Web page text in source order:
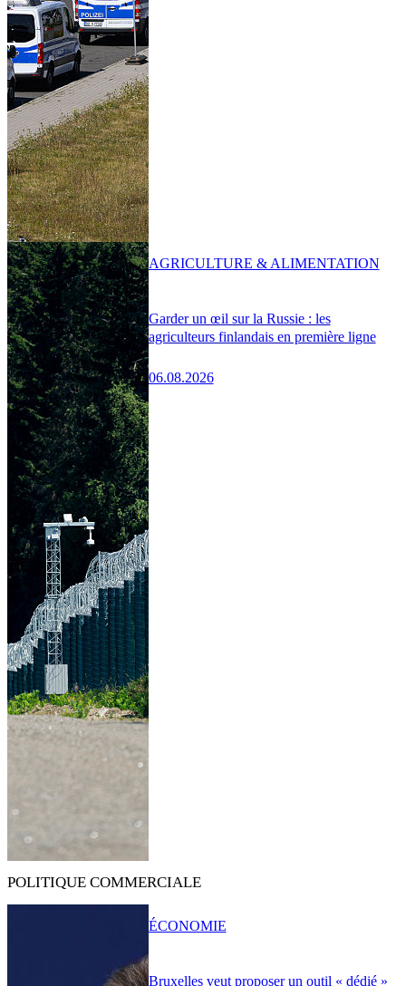
Garder un œil sur la Russie : les
agriculteurs finlandais en première ligne
06.08.2026
AGRICULTURE & ALIMENTATION
POLITIQUE COMMERCIALE
Bruxelles veut proposer un outil « dédié »
ÉCONOMIE